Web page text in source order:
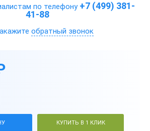
по телефону +7 (499) 381-
41-88
обратный звонок
КУПИТЬ В 1 КЛИК